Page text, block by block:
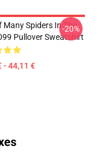
Many Spiders In The
Pullover Sweatshirt
- 44,11 €
-20%